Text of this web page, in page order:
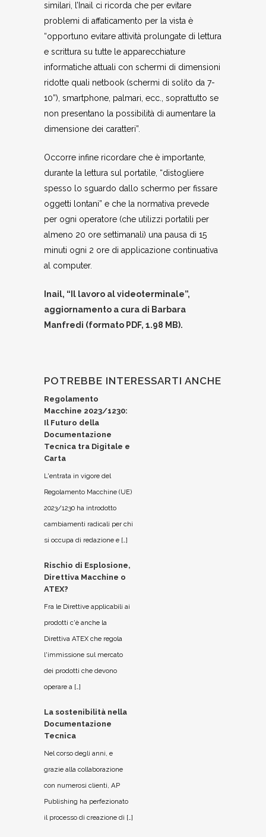
similari, l’Inail ci ricorda che per evitare
problemi di affaticamento per la vista è
“opportuno evitare attività prolungate di lettura
e scrittura su tutte le apparecchiature
informatiche attuali con schermi di dimensioni
ridotte quali netbook (schermi di solito da 7-
10”), smartphone, palmari, ecc., soprattutto se
non presentano la possibilità di aumentare la
dimensione dei caratteri”.
Occorre infine ricordare che è importante,
durante la lettura sul portatile, “distogliere
spesso lo sguardo dallo schermo per fissare
oggetti lontani” e che la normativa prevede
per ogni operatore (che utilizzi portatili per
almeno 20 ore settimanali) una pausa di 15
minuti ogni 2 ore di applicazione continuativa
al computer.
Inail, “Il lavoro al videoterminale”,
aggiornamento a cura di Barbara
Manfredi (formato PDF, 1.98 MB).
POTREBBE INTERESSARTI ANCHE
Regolamento
Macchine 2023/1230:
Il Futuro della
Documentazione
Tecnica tra Digitale e
Carta
L'entrata in vigore del
Regolamento Macchine (UE)
2023/1230 ha introdotto
cambiamenti radicali per chi
si occupa di redazione e […]
Rischio di Esplosione,
Direttiva Macchine o
ATEX?
Fra le Direttive applicabili ai
prodotti c'è anche la
Direttiva ATEX che regola
l'immissione sul mercato
dei prodotti che devono
operare a […]
La sostenibilità nella
Documentazione
Tecnica
Nel corso degli anni, e
grazie alla collaborazione
con numerosi clienti, AP
Publishing ha perfezionato
il processo di creazione di […]